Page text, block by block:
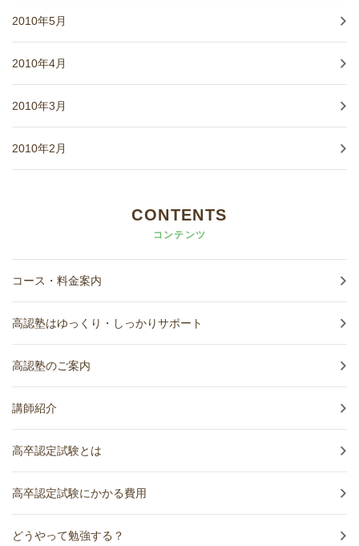
2010年5月
2010年4月
2010年3月
2010年2月
CONTENTS
コンテンツ
コース・料金案内
高認塾はゆっくり・しっかりサポート
高認塾のご案内
講師紹介
高卒認定試験とは
高卒認定試験にかかる費用
どうやって勉強する？